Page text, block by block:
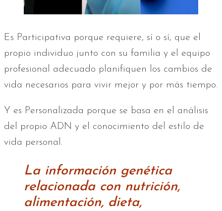
Es Participativa porque requiere, sí o sí, que el
propio individuo junto con su familia y el equipo
profesional adecuado planifiquen los cambios de
vida necesarios para vivir mejor y por más tiempo.
Y es Personalizada porque se basa en el análisis
del propio ADN y el conocimiento del estilo de
vida personal.
La información genética
relacionada con nutrición,
alimentación, dieta,